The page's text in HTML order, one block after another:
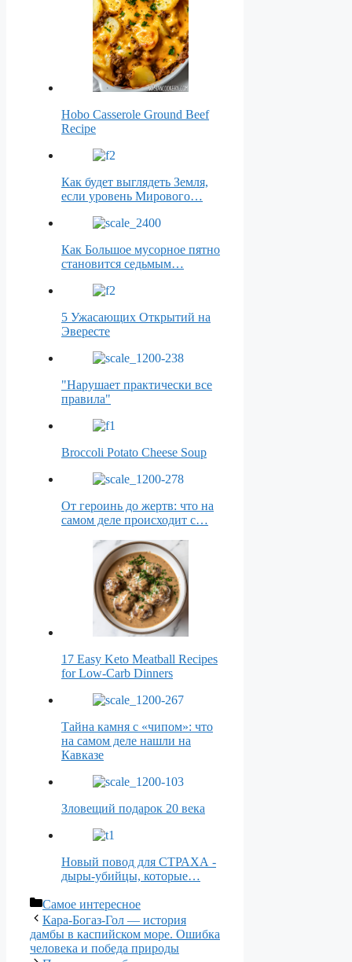
Hobo Casserole Ground Beef
Recipe
Как будет выглядеть Земля,
если уровень Мирового…
Как Большое мусорное пятно
становится седьмым…
5 Ужасающих Открытий на
Эвересте
"Нарушает практически все
правила"
Broccoli Potato Cheese Soup
От героинь до жертв: что на
самом деле происходит с…
17 Easy Keto Meatball Recipes
for Low-Carb Dinners
Тайна камня с «чипом»: что
на самом деле нашли на
Кавказе
Зловещий подарок 20 века
Новый повод для СТРАХА -
дыры-убийцы, которые…
Рубрики
Самое интересное
Кара-Богаз-Гол — история
дамбы в каспийском море. Ошибка
человека и победа природы